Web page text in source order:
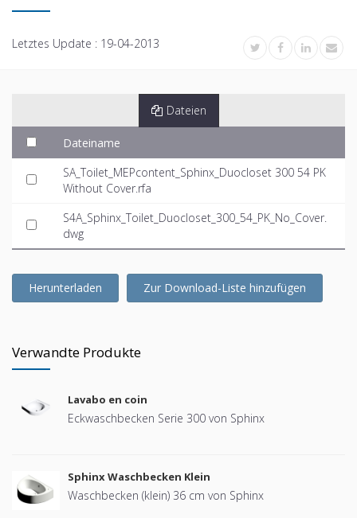
Letztes Update : 19-04-2013
Dateien
Dateiname
SA_Toilet_MEPcontent_Sphinx_Duocloset 300 54 PK
Without Cover.rfa
S4A_Sphinx_Toilet_Duocloset_300_54_PK_No_Cover.
dwg
Herunterladen Zur Download-Liste hinzufügen
Verwandte Produkte
Lavabo en coin
Eckwaschbecken Serie 300 von Sphinx
Sphinx Waschbecken Klein
Waschbecken (klein) 36 cm von Sphinx